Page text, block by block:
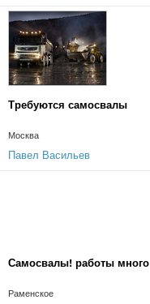
Требуются самосвалы
Москва
Павел Васильев
Самосвалы! работы много
Раменское